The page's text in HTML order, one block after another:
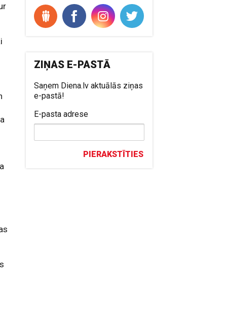
ZIŅAS E-PASTĀ
Saņem Diena.lv aktuālās ziņas
e-pastā!
E-pasta adrese
PIERAKSTĪTIES